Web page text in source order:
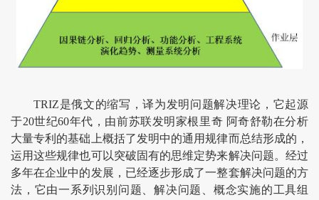
TRIZ是俄文的缩写，译为发明问题解决理论，它起源
于20世纪60年代，由前苏联发明家根里奇 阿奇舒勒在分析
大量专利的基础上概括了发明中的通用规律而总结形成的，
运用这些规律也可以突破固有的思维定势来解决问题。经过
多年在企业中的发展，已经逐步形成了一整套解决问题的方
法，它由一系列识别问题、解决问题、概念实施的工具组